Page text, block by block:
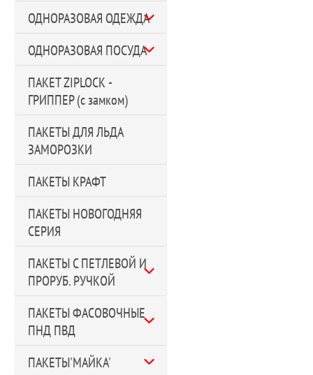
ОДНОРАЗОВАЯ ОДЕЖДА
ОДНОРАЗОВАЯ ПОСУДА
ПАКЕТ ZIPLOCK -
ГРИППЕР (с замком)
ПАКЕТЫ ДЛЯ ЛЬДА
ЗАМОРОЗКИ
ПАКЕТЫ КРАФТ
ПАКЕТЫ НОВОГОДНЯЯ
СЕРИЯ
ПАКЕТЫ С ПЕТЛЕВОЙ И
ПРОРУБ. РУЧКОЙ
ПАКЕТЫ ФАСОВОЧНЫЕ
ПНД ПВД
ПАКЕТЫ'МАЙКА'